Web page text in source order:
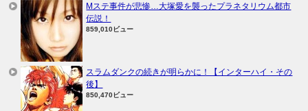
Mステ事件が悲惨…大塚愛を襲ったプラネタリウム都市
伝説！
859,010ビュー
スラムダンクの続きが明らかに！【インターハイ・その
後】
850,470ビュー